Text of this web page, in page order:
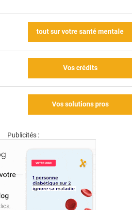
tout sur votre santé mentale
Vos crédits
Vos solutions pros
Publicités :